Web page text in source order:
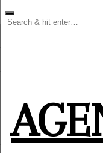
Skip
to
content